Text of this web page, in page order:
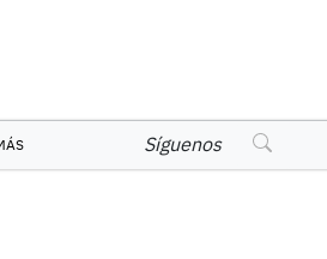
Síguenos